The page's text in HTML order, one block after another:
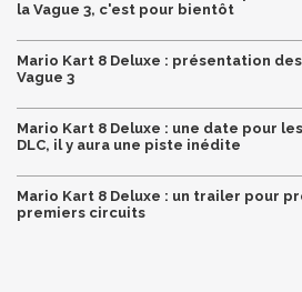
la Vague 3, c'est pour bientôt
Mario Kart 8 Deluxe : présentation
Vague 3
Mario Kart 8 Deluxe : une date pour
DLC, il y aura une piste inédite
Mario Kart 8 Deluxe : un trailer pour
premiers circuits